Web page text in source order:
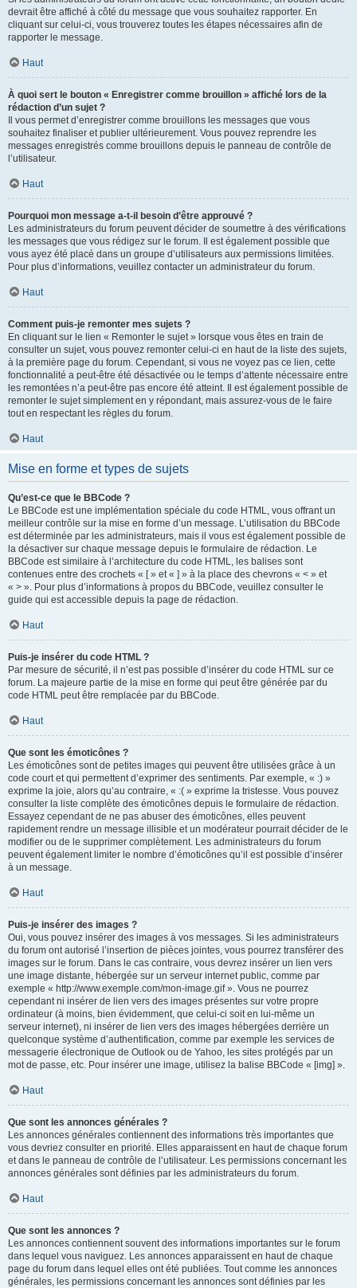
devrait être affiché à côté du message que vous souhaitez rapporter. En
cliquant sur celui-ci, vous trouverez toutes les étapes nécessaires afin de
rapporter le message.
Haut
À quoi sert le bouton « Enregistrer comme brouillon » affiché lors de la
rédaction d’un sujet ?
Il vous permet d’enregistrer comme brouillons les messages que vous
souhaitez finaliser et publier ultérieurement. Vous pouvez reprendre les
messages enregistrés comme brouillons depuis le panneau de contrôle de
l’utilisateur.
Haut
Pourquoi mon message a-t-il besoin d’être approuvé ?
Les administrateurs du forum peuvent décider de soumettre à des vérifications
les messages que vous rédigez sur le forum. Il est également possible que
vous ayez été placé dans un groupe d’utilisateurs aux permissions limitées.
Pour plus d’informations, veuillez contacter un administrateur du forum.
Haut
Comment puis-je remonter mes sujets ?
En cliquant sur le lien « Remonter le sujet » lorsque vous êtes en train de
consulter un sujet, vous pouvez remonter celui-ci en haut de la liste des sujets,
à la première page du forum. Cependant, si vous ne voyez pas ce lien, cette
fonctionnalité a peut-être été désactivée ou le temps d’attente nécessaire entre
les remontées n’a peut-être pas encore été atteint. Il est également possible de
remonter le sujet simplement en y répondant, mais assurez-vous de le faire
tout en respectant les règles du forum.
Haut
Mise en forme et types de sujets
Qu’est-ce que le BBCode ?
Le BBCode est une implémentation spéciale du code HTML, vous offrant un
meilleur contrôle sur la mise en forme d’un message. L’utilisation du BBCode
est déterminée par les administrateurs, mais il vous est également possible de
la désactiver sur chaque message depuis le formulaire de rédaction. Le
BBCode est similaire à l’architecture du code HTML, les balises sont
contenues entre des crochets « [ » et « ] » à la place des chevrons « < » et
« > ». Pour plus d’informations à propos du BBCode, veuillez consulter le
guide qui est accessible depuis la page de rédaction.
Haut
Puis-je insérer du code HTML ?
Par mesure de sécurité, il n’est pas possible d’insérer du code HTML sur ce
forum. La majeure partie de la mise en forme qui peut être générée par du
code HTML peut être remplacée par du BBCode.
Haut
Que sont les émoticônes ?
Les émoticônes sont de petites images qui peuvent être utilisées grâce à un
code court et qui permettent d’exprimer des sentiments. Par exemple, « :) »
exprime la joie, alors qu’au contraire, « :( » exprime la tristesse. Vous pouvez
consulter la liste complète des émoticônes depuis le formulaire de rédaction.
Essayez cependant de ne pas abuser des émoticônes, elles peuvent
rapidement rendre un message illisible et un modérateur pourrait décider de le
modifier ou de le supprimer complètement. Les administrateurs du forum
peuvent également limiter le nombre d’émoticônes qu’il est possible d’insérer
à un message.
Haut
Puis-je insérer des images ?
Oui, vous pouvez insérer des images à vos messages. Si les administrateurs
du forum ont autorisé l’insertion de pièces jointes, vous pourrez transférer des
images sur le forum. Dans le cas contraire, vous devrez insérer un lien vers
une image distante, hébergée sur un serveur internet public, comme par
exemple « http://www.exemple.com/mon-image.gif ». Vous ne pourrez
cependant ni insérer de lien vers des images présentes sur votre propre
ordinateur (à moins, bien évidemment, que celui-ci soit en lui-même un
serveur internet), ni insérer de lien vers des images hébergées derrière un
quelconque système d’authentification, comme par exemple les services de
messagerie électronique de Outlook ou de Yahoo, les sites protégés par un
mot de passe, etc. Pour insérer une image, utilisez la balise BBCode « [img] ».
Haut
Que sont les annonces générales ?
Les annonces générales contiennent des informations très importantes que
vous devriez consulter en priorité. Elles apparaissent en haut de chaque forum
et dans le panneau de contrôle de l’utilisateur. Les permissions concernant les
annonces générales sont définies par les administrateurs du forum.
Haut
Que sont les annonces ?
Les annonces contiennent souvent des informations importantes sur le forum
dans lequel vous naviguez. Les annonces apparaissent en haut de chaque
page du forum dans lequel elles ont été publiées. Tout comme les annonces
générales, les permissions concernant les annonces sont définies par les